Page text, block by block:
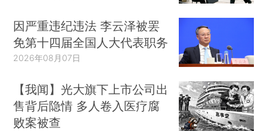
因严重违纪违法 李云泽被罢
免第十四届全国人大代表职务
2026年08月07日
【我闻】光大旗下上市公司出
售背后隐情 多人卷入医疗腐
败案被查